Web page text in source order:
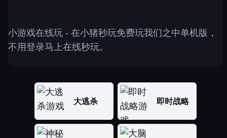
小游戏在线玩 - 在小猪秒玩免费玩我们之中单机版，
不用登录马上在线秒玩。
大逃杀 即时战略